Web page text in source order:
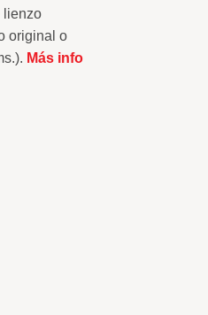
lienzo
original o
Más info